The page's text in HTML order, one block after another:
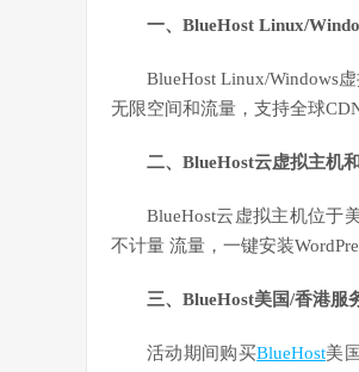
一、BlueHost Linux/
BlueHost Linux/Windows
无限空间和流量，支持全球
二、BlueHost云虚拟主机
BlueHost云虚拟主机位于
不计量 流量，一键安装
三、BlueHost美国/香港服
活动期间购买BlueHost美